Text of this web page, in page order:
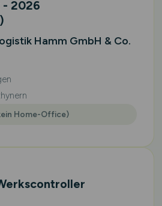
- 2026
Hamm GmbH & Co.
Home-Office)